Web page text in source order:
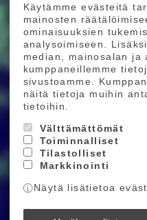
Käytämme evästeitä
mainosten
ominaisuuksien
analysoimiseen.
median, mainosalan ja
kumppaneillemme
sivustoamme.
näitä tietoja muihin
tietoihin.
Välttämättömät
Toiminnalliset
Tilastolliset
Markkinointi
Näytä lisätietoa
Ride More –
Helsingissä
TILAA UUTISKIRJEEMME
Tilaamalla
suoraan sähköpostiisi.
Hyväksyn henkilötietojen